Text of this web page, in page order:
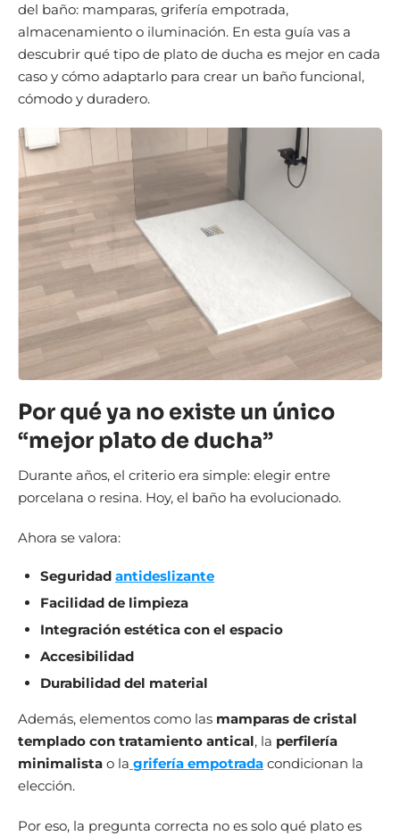
del baño: mamparas, grifería empotrada,
almacenamiento o iluminación. En esta guía vas a
descubrir qué tipo de plato de ducha es mejor en cada
caso y cómo adaptarlo para crear un baño funcional,
cómodo y duradero.
Por qué ya no existe un único
“mejor plato de ducha”
Durante años, el criterio era simple: elegir entre
porcelana o resina. Hoy, el baño ha evolucionado.
Ahora se valora:
Seguridad antideslizante
Facilidad de limpieza
Integración estética con el espacio
Accesibilidad
Durabilidad del material
Además, elementos como las mamparas de cristal
templado con tratamiento antical, la perfilería
minimalista o la grifería empotrada condicionan la
elección.
Por eso, la pregunta correcta no es solo qué plato es